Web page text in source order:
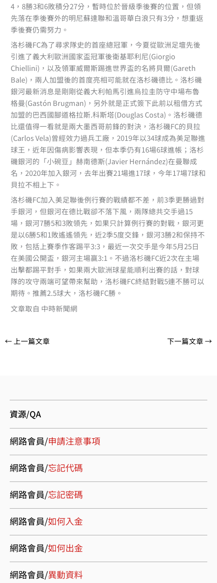
4，8勝3和6敗積分27分，暫時位於晉級季後賽的位置，但領
先落在季後賽外的明尼蘇達聯和溫哥華白浪只有3分，想重返
季後賽仍需努力。
洛杉磯FC為了尋求隊史的首座總冠軍，今夏從歐洲足壇先後
引進了義大利歐洲國家盃冠軍後衛基耶利尼(Giorgio
Chiellini)，以及領軍威爾斯踢進世界盃的名將貝爾(Gareth
Bale)，兩人加盟後的首度亮相可能就在洛杉磯德比。洛杉磯
銀河最新消息是剛剛從義大利帕馬引進烏拉圭防守中場布魯
格曼(Gastón Brugman)，另外就是正式簽下此前以租借方式
加盟的巴西國腳道格拉斯.科斯塔(Douglas Costa)。洛杉磯德
比還值得一看就是兩大墨西哥前鋒的對決，洛杉磯FC的貝拉
(Carlos Vela)曾經效力過兵工廠，2019年以34球成為美足聯進
球王，近年因傷病影響表現，但本季仍有16場6球進帳；洛杉
磯銀河的「小碗豆」赫南德斯(Javier Hernández)在曼聯成
名，2020年加入銀河，去年出賽21場進17球，今年17場7球和
貝拉不相上下。
洛杉磯FC加入美足聯後例行賽的戰績都不差，前3季更勝過對
手銀河，但銀河在德比戰卻不落下風，兩隊總共交手過15
場，銀河7勝5和3敗領先，如果只計算例行賽的對戰，銀河更
是以6勝5和1敗遙遙領先，近2季5度交鋒，銀河3勝2和保持不
敗，包括上賽季作客踢平3:3，最近一次交手是今年5月25日
在美國公開盃，銀河主場贏3:1。不過洛杉磯FC近2次在主場
出擊都踢平對手，如果兩大歐洲球星能順利出賽的話，對球
隊的攻守兩端可望帶來幫助，洛杉磯FC終結對戰5連不勝可以
期待。推薦2.5球大，洛杉磯FC勝。
文章取自 中時新聞網
←上一篇文章 下一篇文章→
資源/QA
網路會員/申請注意事項
網路會員/忘記代碼
網路會員/忘記密碼
網路會員/如何入金
網路會員/如何出金
網路會員/異動資料